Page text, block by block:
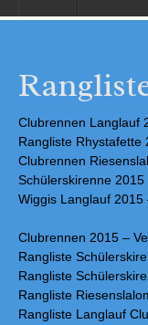
Clubrennen Langlauf
Rangliste Rhystafette
Clubrennen
Schülerskirenne 2015
Wiggis Langlauf 2015
Clubrennen 2015 –
Rangliste
Rangliste
Rangliste
Rangliste Langlauf